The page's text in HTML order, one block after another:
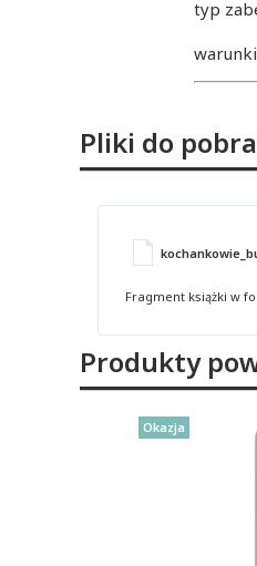
typ
Pliki do
Fragment książki w
Produkty
Okazja